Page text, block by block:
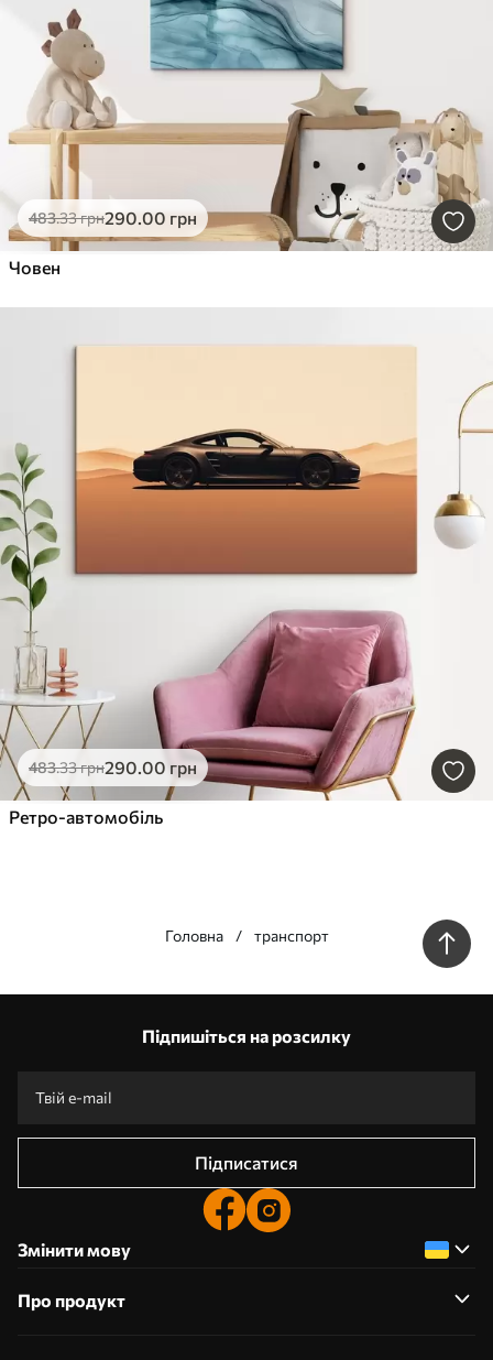
483.33грн290.00 грн
Човен
483.33грн290.00 грн
Ретро-автомобіль
Головна транспорт
Виготовлення за індивідуальними розмірами
Промокоди зі знижками до замовлення!
Підпишіться на розсилку
Підписатися
Змінити мову
Про продукт